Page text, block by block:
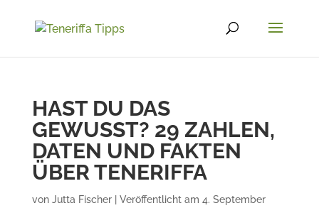
HAST DU DAS
GEWUSST? 29 ZAHLEN,
DATEN UND FAKTEN
ÜBER TENERIFFA
von Jutta Fischer| Veröffentlicht am 4. September